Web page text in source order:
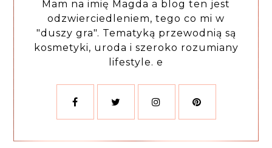
Mam na imię Magda a blog ten jest
odzwierciedleniem, tego co mi w
"duszy gra". Tematyką przewodnią są
kosmetyki, uroda i szeroko rozumiany
lifestyle. e